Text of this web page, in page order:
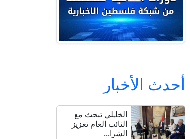
أحدث الأخبار
الخليلي تبحث مع
النائب العام تعزيز
الشرا...